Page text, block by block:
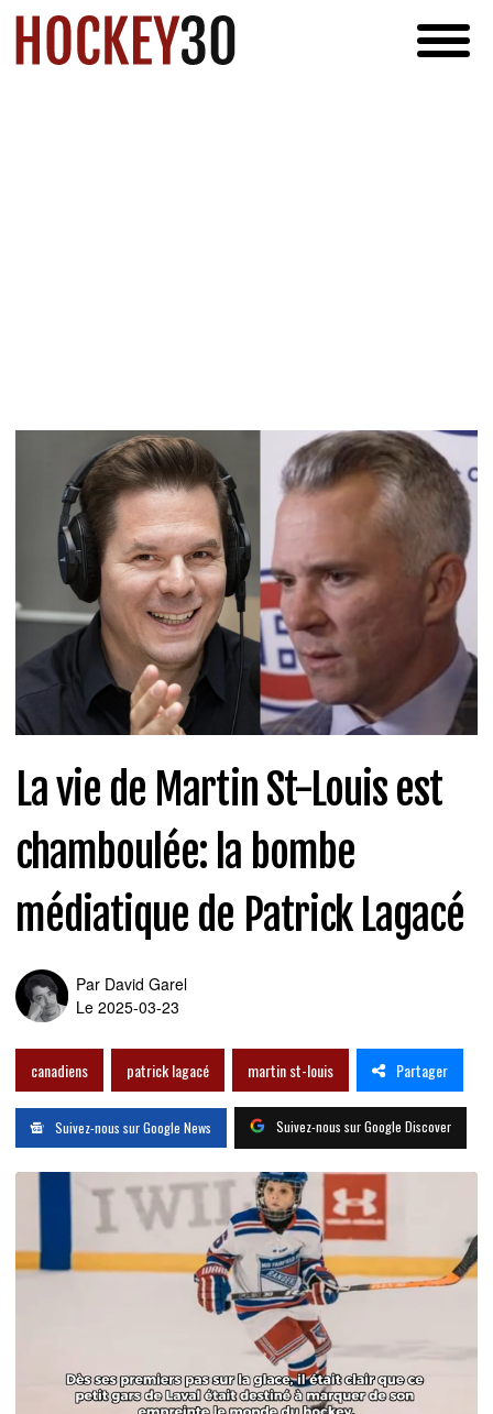
La vie de Martin St-Louis est
chamboulée: la bombe
médiatique de Patrick Lagacé
Par David Garel
Le 2025-03-23
canadiens patrick lagacé martin st-louis Partager
Suivez-nous sur Google News Suivez-nous sur Google Discover